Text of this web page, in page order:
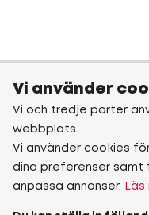
Vi använder
Vi och tredje parter
webbplats.
Vi använder cookies
dina preferenser samt
anpassa annonser.